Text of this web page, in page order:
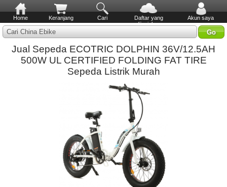
Home Keranjang Cari
Daftar yang
diinginkan
Akun saya
Cari China Ebike
Jual Sepeda ECOTRIC DOLPHIN 36V/12.5AH
500W UL CERTIFIED FOLDING FAT TIRE
Sepeda Listrik Murah